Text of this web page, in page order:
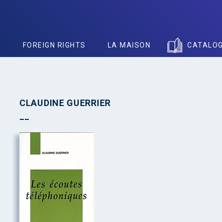
FOREIGN RIGHTS LA MAISON
CLAUDINE GUERRIER